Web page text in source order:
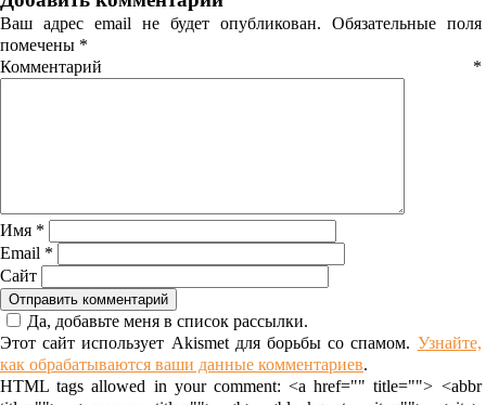
Ваш адрес email не будет опубликован.
Обязательные поля
помечены *
Комментарий *
Имя *
Email *
Сайт
Да, добавьте меня в список рассылки.
Этот сайт использует Akismet для борьбы со спамом. Узнайте,
как обрабатываются ваши данные комментариев.
HTML tags allowed in your comment: <a href="" title=""> <abbr